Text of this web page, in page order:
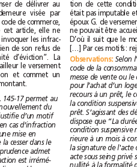
pouvait donc se dispenser de délivrer au
preneur la mise en demeure visée par
l’article L 145-17 I 1e du code de commerce,
que par application de cet article, elle ne
peut donc valablement invoquer les infrac-
tions commises au soutien de son refus de
paiement de l’indemnité d’éviction”. La
cour impose donc au bailleur le versement
de l’indemnité d’éviction et commet un
expert pour en fixer le montant.
L’article L 145-17 permet au
bailleur de refuser le renouvellement du
bail sans indemnité s’il justifie d’un motif
grave et légitime. Mais en cas d‘infraction
au bail, il doit adresser une mise en
demeure au preneur de la cesser dans le
délai d’un mois. La jurisprudence admet
toutefois, lorsque l’infraction est irrémé-
O
Ob
bs
se
er
rv
va
at
ti
io
on
ns
s: